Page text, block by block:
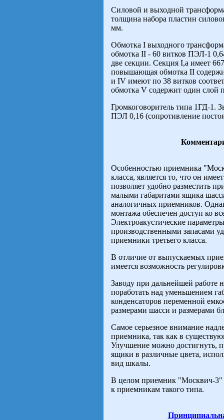
Силовой и выходной
толщина набора пластин
мм.
Обмотка I выходного
обмотка II - 60 витков ПЭЛ-1
две секции. Секция I,а имеет
повышающая обмотка II
и IV имеют по 38 витков
обмотка V содержит один слой
Громкоговоритель типа 1ГД-1.
ПЭЛ 0,16 (сопротивление
Особенностью приемника
класса, является то, что он
позволяет удобно разместить
малыми габаритами ящика
аналогичных приемников.
монтажа обеспечен доступ ко
Электроакустические
производственными запасами
приемники третьего класса.
В oтличие от выпускаемых
имеется возможность
Заводу при дальнейшей работе
поработать над уменьшением
конденсаторов переменной
размерами шасси и размерами
Самое серьезное внимание
приемника, так как в
Улучшение можно достигнуть,
ящики в различные цвета,
вид шкалы.
В целом приемник "Москвич-3"
к приемникам такого типа.